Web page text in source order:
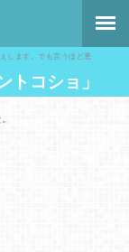
します。でも言うほど悪
トコショ」